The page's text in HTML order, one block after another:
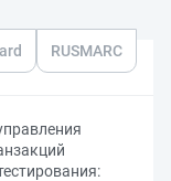
RUSMARC